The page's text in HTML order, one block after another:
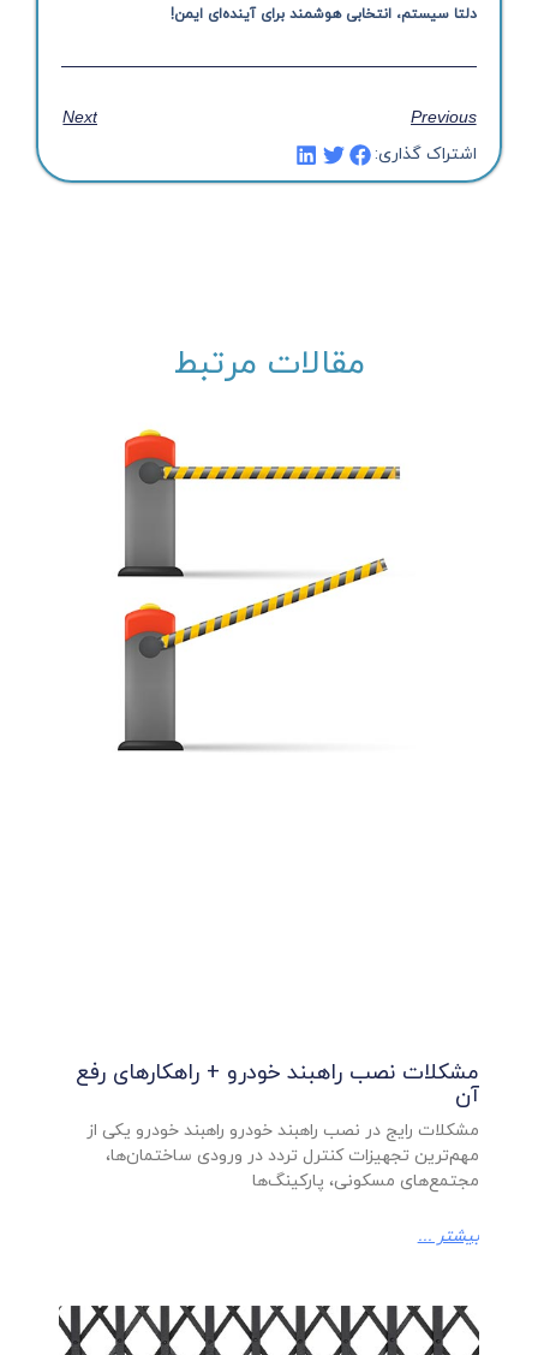
دلتا سیستم، انتخابی هوشمند برای آینده‌ای ایمن!
Previous
Next
اشتراک گذاری:
مقالات مرتبط
مشکلات نصب راهبند خودرو + راهکارهای رفع
آن
مشکلات رایج در نصب راهبند خودرو راهبند خودرو یکی از
مهم‌ترین تجهیزات کنترل تردد در ورودی ساختمان‌ها،
مجتمع‌های مسکونی، پارکینگ‌ها
بیشتر ...